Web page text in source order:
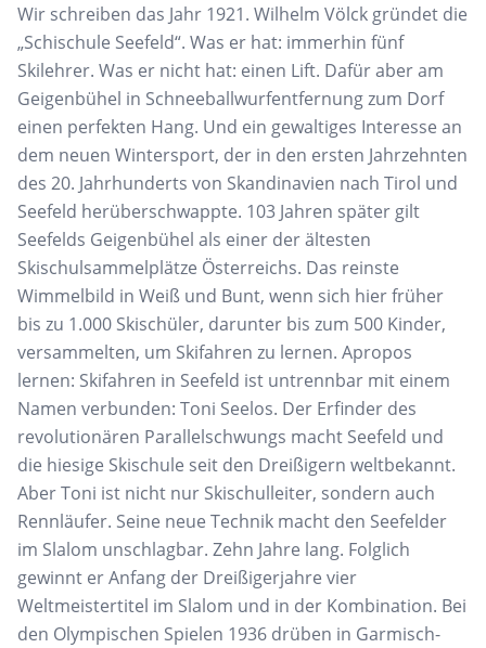
Wir schreiben das Jahr 1921. Wilhelm Völck gründet die
„Schischule Seefeld“. Was er hat: immerhin fünf
Skilehrer. Was er nicht hat: einen Lift. Dafür aber am
Geigenbühel in Schneeballwurfentfernung zum Dorf
einen perfekten Hang. Und ein gewaltiges Interesse an
dem neuen Wintersport, der in den ersten Jahrzehnten
des 20. Jahrhunderts von Skandinavien nach Tirol und
Seefeld herüberschwappte. 103 Jahren später gilt
Seefelds Geigenbühel als einer der ältesten
Skischulsammelplätze Österreichs. Das reinste
Wimmelbild in Weiß und Bunt, wenn sich hier früher
bis zu 1.000 Skischüler, darunter bis zum 500 Kinder,
versammelten, um Skifahren zu lernen. Apropos
lernen: Skifahren in Seefeld ist untrennbar mit einem
Namen verbunden: Toni Seelos. Der Erfinder des
revolutionären Parallelschwungs macht Seefeld und
die hiesige Skischule seit den Dreißigern weltbekannt.
Aber Toni ist nicht nur Skischulleiter, sondern auch
Rennläufer. Seine neue Technik macht den Seefelder
im Slalom unschlagbar. Zehn Jahre lang. Folglich
gewinnt er Anfang der Dreißigerjahre vier
Weltmeistertitel im Slalom und in der Kombination. Bei
den Olympischen Spielen 1936 drüben in Garmisch-